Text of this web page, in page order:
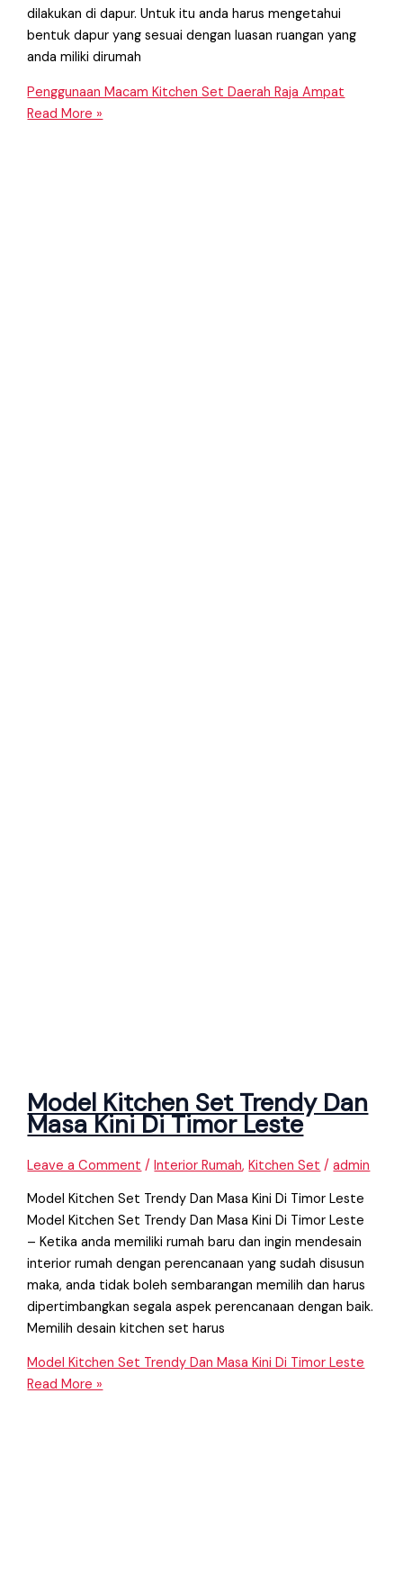
dilakukan di dapur. Untuk itu anda harus mengetahui
bentuk dapur yang sesuai dengan luasan ruangan yang
anda miliki dirumah
Penggunaan Macam Kitchen Set Daerah Raja Ampat
Read More »
Model Kitchen Set Trendy Dan
Masa Kini Di Timor Leste
Leave a Comment /Interior Rumah,Kitchen Set /admin
Model Kitchen Set Trendy Dan Masa Kini Di Timor Leste
Model Kitchen Set Trendy Dan Masa Kini Di Timor Leste
– Ketika anda memiliki rumah baru dan ingin mendesain
interior rumah dengan perencanaan yang sudah disusun
maka, anda tidak boleh sembarangan memilih dan harus
dipertimbangkan segala aspek perencanaan dengan baik.
Memilih desain kitchen set harus
Model Kitchen Set Trendy Dan Masa Kini Di Timor Leste
Read More »